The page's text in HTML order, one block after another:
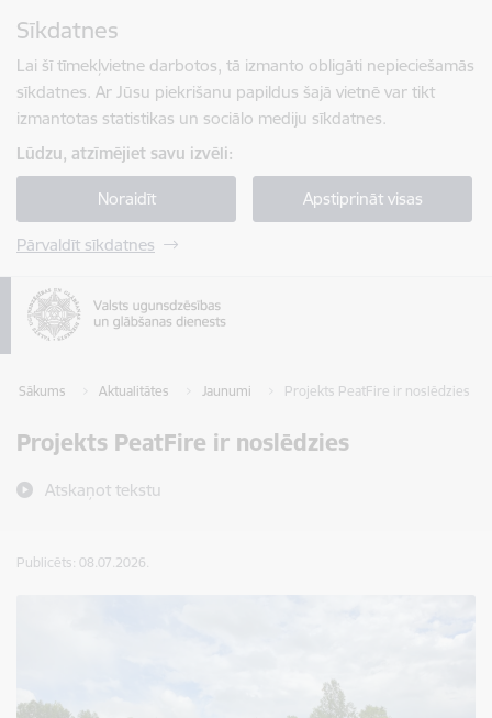
Sīkdatnes
Lai šī tīmekļvietne darbotos, tā izmanto obligāti nepieciešamās
sīkdatnes. Ar Jūsu piekrišanu papildus šajā vietnē var tikt
izmantotas statistikas un sociālo mediju sīkdatnes.
Lūdzu, atzīmējiet savu izvēli:
Noraidīt Apstiprināt visas
Pārvaldīt sīkdatnes
Sākums Aktualitātes Jaunumi Projekts PeatFire ir noslēdzies
Projekts PeatFire ir noslēdzies
Atskaņot tekstu
Publicēts: 08.07.2026.